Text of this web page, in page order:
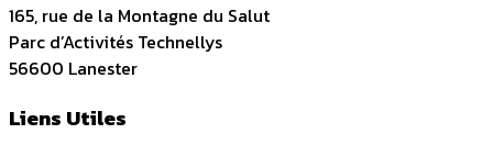
165, rue de la Montagne du Salut
Parc d’Activités Technellys
56600 Lanester
Liens Utiles